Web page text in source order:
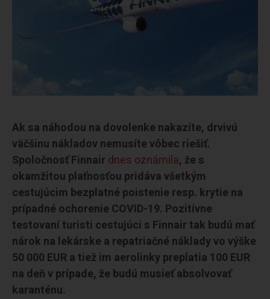
Ak sa náhodou na dovolenke nakazíte, drvivú
väčšinu nákladov nemusíte vôbec riešiť.
Spoločnosť Finnair dnes oznámila, že s
okamžitou plaťnosťou pridáva všetkým
cestujúcim bezplatné poistenie resp. krytie na
prípadné ochorenie COVID-19. Pozitívne
testovaní turisti cestujúci s Finnair tak budú mať
nárok na lekárske a repatriačné náklady vo výške
50 000 EUR a tiež im aerolinky preplatia 100 EUR
na deň v prípade, že budú musieť absolvovať
karanténu.